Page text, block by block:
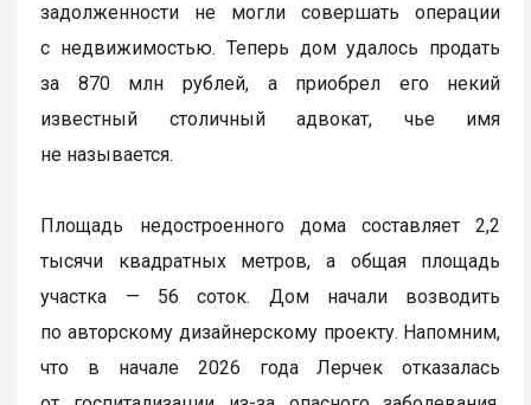
задолженности не могли совершать операции
с недвижимостью. Теперь дом удалось продать
за 870 млн рублей, а приобрел его некий
известный столичный адвокат, чье имя
не называется.
Площадь недостроенного дома составляет 2,2
тысячи квадратных метров, а общая площадь
участка — 56 соток. Дом начали возводить
по авторскому дизайнерскому проекту. Напомним,
что в начале 2026 года Лерчек отказалась